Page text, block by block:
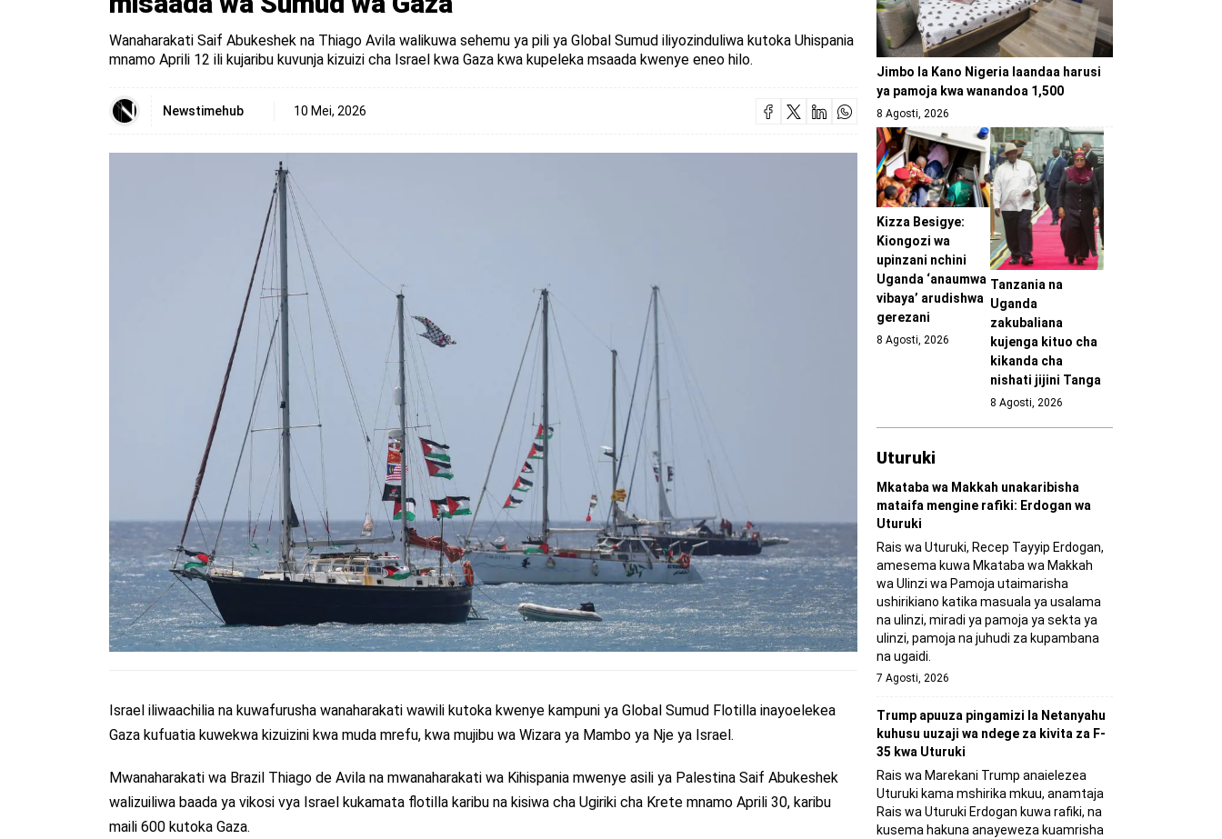
Wanaharakati Saif Abukeshek na Thiago Avila walikuwa sehemu ya pili ya Global Sumud iliyozinduliwa kutoka Uhispania
mnamo Aprili 12 ili kujaribu kuvunja kizuizi cha Israel kwa Gaza kwa kupeleka msaada kwenye eneo hilo.
Newstimehub 10 Mei, 2026
Israel iliwaachilia na kuwafurusha wanaharakati wawili kutoka kwenye kampuni ya Global Sumud Flotilla inayoelekea
Gaza kufuatia kuwekwa kizuizini kwa muda mrefu, kwa mujibu wa Wizara ya Mambo ya Nje ya Israel.
Mwanaharakati wa Brazil Thiago de Avila na mwanaharakati wa Kihispania mwenye asili ya Palestina Saif Abukeshek
walizuiliwa baada ya vikosi vya Israel kukamata flotilla karibu na kisiwa cha Ugiriki cha Krete mnamo Aprili 30, karibu
maili 600 kutoka Gaza.
Jimbo la Kano Nigeria laandaa harusi
ya pamoja kwa wanandoa 1,500
8 Agosti, 2026
Kizza Besigye:
Kiongozi wa
upinzani nchini
Uganda ‘anaumwa
vibaya’ arudishwa
gerezani
8 Agosti, 2026
Tanzania na
Uganda
zakubaliana
kujenga kituo cha
kikanda cha
nishati jijini Tanga
8 Agosti, 2026
Uturuki
Mkataba wa Makkah unakaribisha
mataifa mengine rafiki: Erdogan wa
Uturuki
Rais wa Uturuki, Recep Tayyip Erdogan,
amesema kuwa Mkataba wa Makkah
wa Ulinzi wa Pamoja utaimarisha
ushirikiano katika masuala ya usalama
na ulinzi, miradi ya pamoja ya sekta ya
ulinzi, pamoja na juhudi za kupambana
na ugaidi.
7 Agosti, 2026
Trump apuuza pingamizi la Netanyahu
kuhusu uuzaji wa ndege za kivita za F-
35 kwa Uturuki
Rais wa Marekani Trump anaielezea
Uturuki kama mshirika mkuu, anamtaja
Rais wa Uturuki Erdogan kuwa rafiki, na
kusema hakuna anayeweza kuamrisha